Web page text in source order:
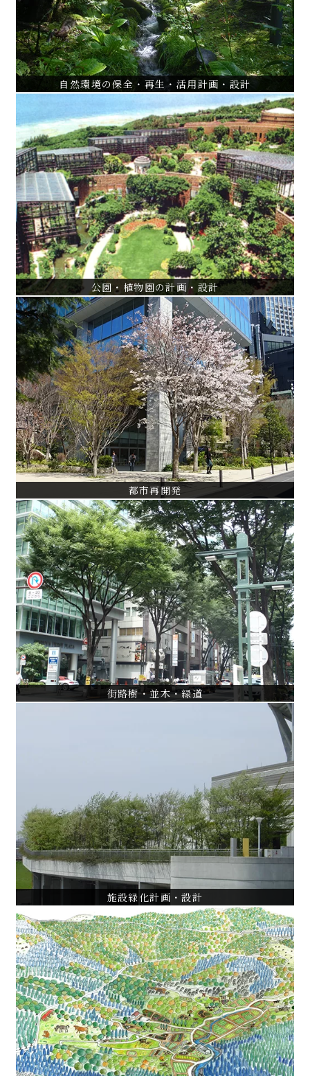
自然環境の保全・再生・活用計画・設計
西洋環境赤城自然観察園調査・設計
VIEW ALL
公園・植物園の計画・設計
公園・植物園の計画・設計
国営ひたち海浜公園砂丘ガーデン設計・監理
杉並区柏の宮公園基本計画～実施設計
らんの里琉球植栽・展示設計・監理
VIEW ALL
都市再開発
都市再開発
Tri Seven Roppongiプロジェクト
汐留シティセンター植栽設計・監理
愛宕二丁目(愛宕ヒルズ）外構設計・監理
VIEW ALL
街路樹・並木・緑道
街路樹・並木・緑道
浦安シンボルロード基本・実施設計
立川市根川縁道調査・設計・監理
中杉通りケヤキ並木保護管理計画
VIEW ALL
施設緑化計画・設計
都立松沢病院環境整備計画・設計・管理監修
日本工業大学環境整備コンサルティング
パークシティ浜田山ランドスケープ計画・植栽管理指導
VIEW ALL
都市・地域計画
横浜市神奈川区緑の活用調査
山形県飯豊町道の駅物産館周辺土地利用基本構想
ツシマヤマネコと共生する地域社会づくり
VIEW ALL